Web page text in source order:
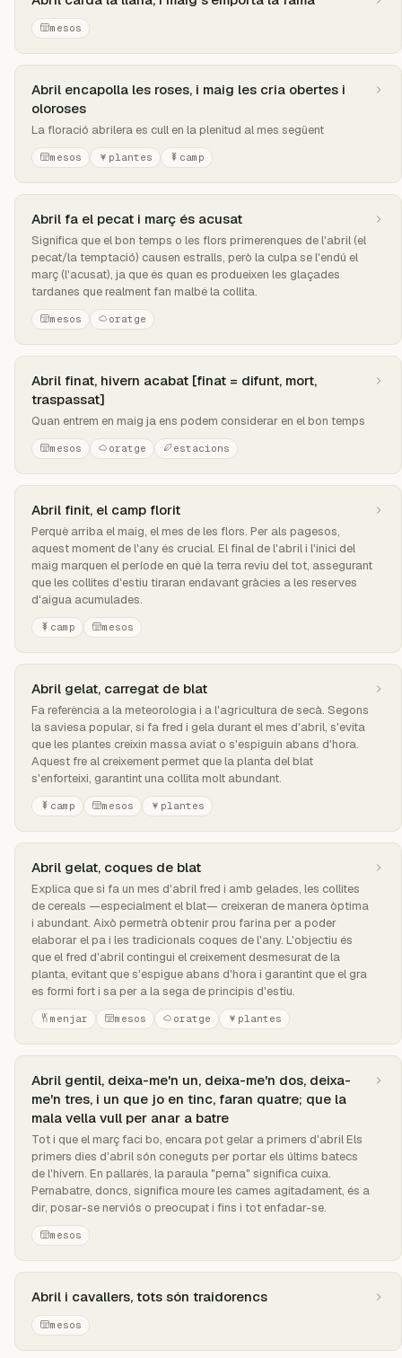
mesos
Abril encapolla les roses, i maig les cria obertes i
oloroses
La floració abrilera es cull en la plenitud al mes següent
mesos plantes camp
Abril fa el pecat i març és acusat
Significa que el bon temps o les flors primerenques de l'abril (el
pecat/la temptació) causen estralls, però la culpa se l'endú el
març (l'acusat), ja que és quan es produeixen les glaçades
tardanes que realment fan malbé la collita.
mesos oratge
Abril finat, hivern acabat [finat = difunt, mort,
traspassat]
Quan entrem en maig ja ens podem considerar en el bon temps
mesos oratge estacions
Abril finit, el camp florit
Perquè arriba el maig, el mes de les flors. Per als pagesos,
aquest moment de l'any és crucial. El final de l'abril i l'inici del
maig marquen el període en què la terra reviu del tot, assegurant
que les collites d'estiu tiraran endavant gràcies a les reserves
d'aigua acumulades.
camp mesos
Abril gelat, carregat de blat
Fa referència a la meteorologia i a l'agricultura de secà. Segons
la saviesa popular, si fa fred i gela durant el mes d'abril, s'evita
que les plantes creixin massa aviat o s'espiguin abans d'hora.
Aquest fre al creixement permet que la planta del blat
s'enforteixi, garantint una collita molt abundant.
camp mesos plantes
Abril gelat, coques de blat
Explica que si fa un mes d'abril fred i amb gelades, les collites
de cereals —especialment el blat— creixeran de manera òptima
i abundant. Això permetrà obtenir prou farina per a poder
elaborar el pa i les tradicionals coques de l'any. L'objectiu és
que el fred d'abril contingui el creixement desmesurat de la
planta, evitant que s'espigue abans d'hora i garantint que el gra
es formi fort i sa per a la sega de principis d'estiu.
menjar mesos oratge plantes
Abril gentil, deixa-me'n un, deixa-me'n dos, deixa-
me'n tres, i un que jo en tinc, faran quatre; que la
mala vella vull per anar a batre
Tot i que el març faci bo, encara pot gelar a primers d'abril Els
primers dies d'abril són coneguts per portar els últims batecs
de l'hivern. En pallarès, la paraula "perna" significa cuixa.
Pernabatre, doncs, significa moure les cames agitadament, és a
dir, posar-se nerviós o preocupat i fins i tot enfadar-se.
mesos
Abril i cavallers, tots són traidorencs
mesos